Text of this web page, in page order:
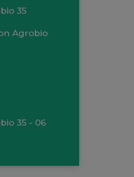
35
Agrobio
35 - 06